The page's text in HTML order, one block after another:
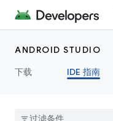
ANDROID STUDIO
下载
IDE 指南